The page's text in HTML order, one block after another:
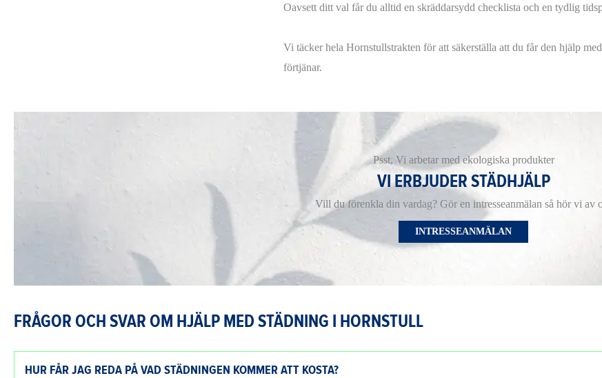
Oavsett ditt val får du alltid en skräddarsydd checklista och en tydlig
Vi täcker hela Hornstullstrakten för att säkerställa att du får den hjälp
förtjänar.
Psst, Vi arbetar med ekologiska produkter
VI ERBJUDER STÄDHJÄLP
Vill du förenkla din vardag? Gör en intresseanmälan så hör vi av
INTRESSEANMÄLAN
FRÅGOR OCH SVAR OM HJÄLP MED STÄDNING I HORNSTULL
HUR FÅR JAG REDA PÅ VAD STÄDNINGEN KOMMER ATT KOSTA?